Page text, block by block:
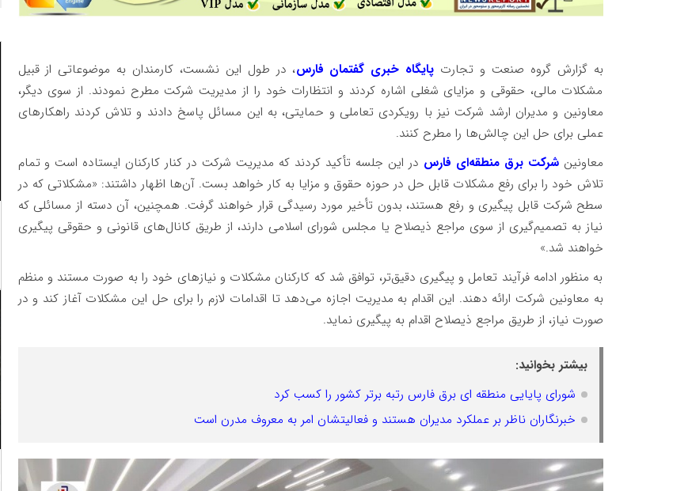
به گزارش گروه صنعت و تجارت پایگاه خبری گفتمان فارس، در طول این نشست، کارمندان به موضوعاتی از قبیل
مشکلات مالی، حقوقی و مزایای شغلی اشاره کردند و انتظارات خود را از مدیریت شرکت مطرح نمودند. از سوی دیگر،
معاونین و مدیران ارشد شرکت نیز با رویکردی تعاملی و حمایتی، به این مسائل پاسخ دادند و تلاش کردند راهکارهای
عملی برای حل این چالش‌ها را مطرح کنند.
معاونینشرکت برق منطقه‌ای فارس در این جلسه تأکید کردند که مدیریت شرکت در کنار کارکنان ایستاده است و تمام
تلاش خود را برای رفع مشکلات قابل حل در حوزه حقوق و مزایا به کار خواهد بست. آن‌ها اظهار داشتند: «مشکلاتی که در
سطح شرکت قابل پیگیری و رفع هستند، بدون تأخیر مورد رسیدگی قرار خواهند گرفت. همچنین، آن دسته از مسائلی که
نیاز به تصمیم‌گیری از سوی مراجع ذیصلاح یا مجلس شورای اسلامی دارند، از طریق کانال‌های قانونی و حقوقی پیگیری
خواهند شد.»
به منظور ادامه فرآیند تعامل و پیگیری دقیق‌تر، توافق شد که کارکنان مشکلات و نیازهای خود را به صورت مستند و منظم
به معاونین شرکت ارائه دهند. این اقدام به مدیریت اجازه می‌دهد تا اقدامات لازم را برای حل این مشکلات آغاز کند و در
صورت نیاز، از طریق مراجع ذیصلاح اقدام به پیگیری نماید.
بیشتر بخوانید:
شورای پایایی منطقه ای برق فارس رتبه برتر کشور را کسب کرد
خبرنگاران ناظر بر عملکرد مدیران هستند و فعالیتشان امر به معروف مدرن است